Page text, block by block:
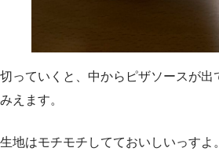
切っていくと、中からピザソースが出
みえます。
生地はモチモチしてておいしいっすよ。